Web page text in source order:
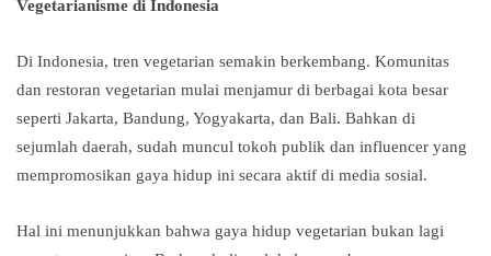
Vegetarianisme di Indonesia
Di Indonesia, tren vegetarian semakin berkembang. Komunitas
dan restoran vegetarian mulai menjamur di berbagai kota besar
seperti Jakarta, Bandung, Yogyakarta, dan Bali. Bahkan di
sejumlah daerah, sudah muncul tokoh publik dan influencer yang
mempromosikan gaya hidup ini secara aktif di media sosial.
Hal ini menunjukkan bahwa gaya hidup vegetarian bukan lagi